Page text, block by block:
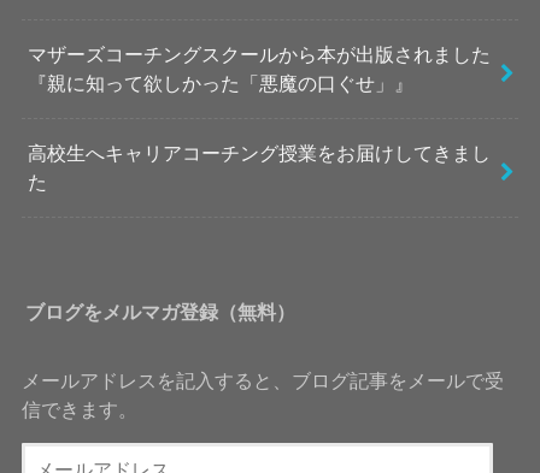
マザーズコーチングスクールから本が出版されました
『親に知って欲しかった「悪魔の口ぐせ」』
高校生へキャリアコーチング授業をお届けしてきまし
た
ブログをメルマガ登録（無料）
メールアドレスを記入すると、ブログ記事をメールで受
信できます。